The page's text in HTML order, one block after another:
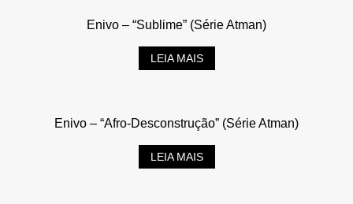
Enivo – “Sublime” (Série Atman)
LEIA MAIS
Enivo – “Afro-Desconstrução” (Série Atman)
LEIA MAIS